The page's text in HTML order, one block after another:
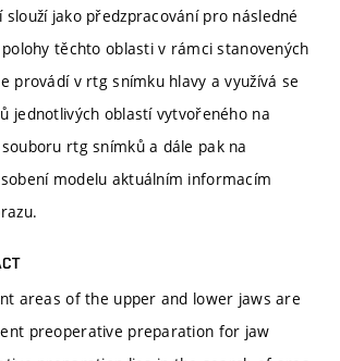
slouží jako předzpracování pro následné
těchto oblasti v rámci stanovených
provádí v rtg snímku hlavy a využívá se
jednotlivých oblastí vytvořeného na
rtg snímků a dále pak na
modelu aktuálním informacím
areas of the upper and lower jaws are
preoperative preparation for jaw